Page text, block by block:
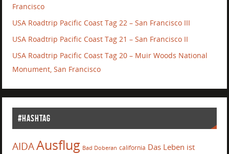
Francisco
USA Roadtrip Pacific Coast Tag 22 – San Francisco III
USA Roadtrip Pacific Coast Tag 21 – San Francisco II
USA Roadtrip Pacific Coast Tag 20 – Muir Woods National
Monument, San Francisco
#Hashtag
AIDAAusflug Bad Doberan california Das Leben ist